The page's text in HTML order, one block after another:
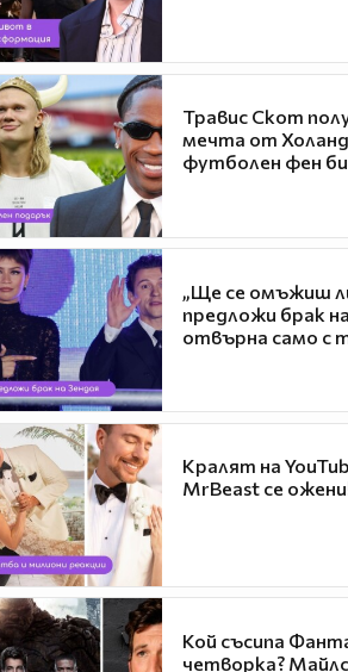
Травис Скот
мечта от
футболен фен би
„Ще се омъжиш
предложи брак
отвърна само с
Кралят на
MrBeast се
Кой съсипа
четворка?